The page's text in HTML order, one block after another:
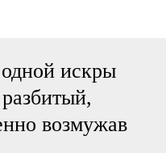
искры
возмужав